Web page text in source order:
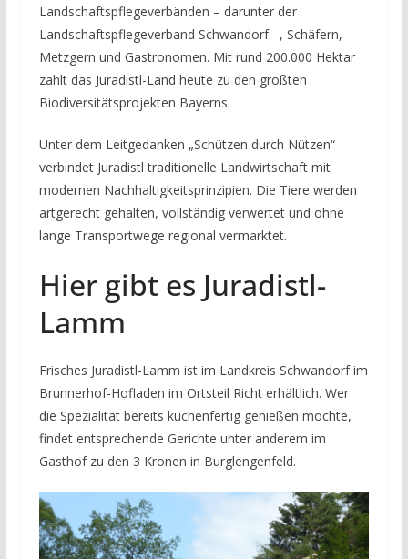
Landschaftspflegeverbänden – darunter der
Landschaftspflegeverband Schwandorf –, Schäfern,
Metzgern und Gastronomen. Mit rund 200.000 Hektar
zählt das Juradistl-Land heute zu den größten
Biodiversitätsprojekten Bayerns.
Unter dem Leitgedanken „Schützen durch Nützen“
verbindet Juradistl traditionelle Landwirtschaft mit
modernen Nachhaltigkeitsprinzipien. Die Tiere werden
artgerecht gehalten, vollständig verwertet und ohne
lange Transportwege regional vermarktet.
Hier gibt es Juradistl-
Lamm
Frisches Juradistl-Lamm ist im Landkreis Schwandorf im
Brunnerhof-Hofladen im Ortsteil Richt erhältlich. Wer
die Spezialität bereits küchenfertig genießen möchte,
findet entsprechende Gerichte unter anderem im
Gasthof zu den 3 Kronen in Burglengenfeld.